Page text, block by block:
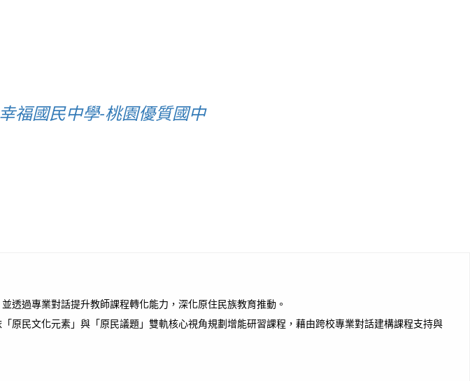
福國民中學-桃園優質國中
透過專業對話提升教師課程轉化能力，深化原住民族教育推動。
民文化元素」與「原民議題」雙軌核心視角規劃增能研習課程，藉由跨校專業對話建構課程支持與